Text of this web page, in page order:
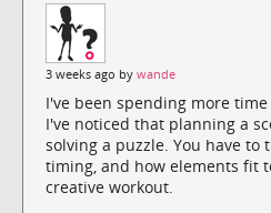
3 weeks ago by wande
I've been spending more
I've noticed that planning a
solving a puzzle. You have
timing, and how elements fit
creative workout.